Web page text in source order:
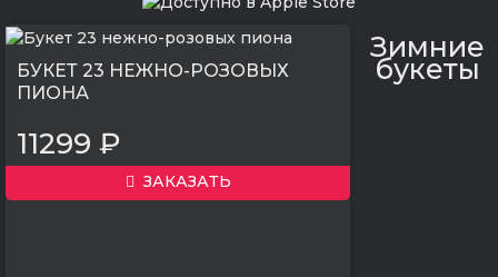
БУКЕТ 23 НЕЖНО-РОЗОВЫХ
ПИОНА
11299 ₽
ЗАКАЗАТЬ
Зимние
букеты